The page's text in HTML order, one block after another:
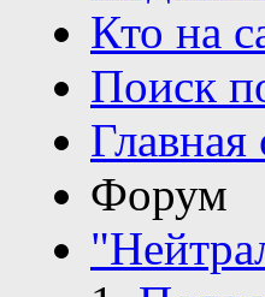
Кто на
Поиск
Форум